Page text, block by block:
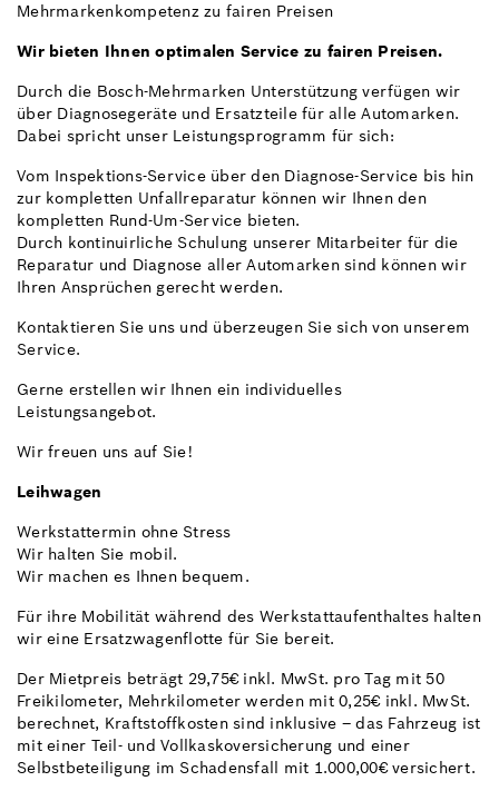
Mehrmarkenkompetenz zu fairen Preisen
Wir bieten Ihnen optimalen Service zu fairen Preisen.
Durch die Bosch-Mehrmarken Unterstützung verfügen wir
über Diagnosegeräte und Ersatzteile für alle Automarken.
Dabei spricht unser Leistungsprogramm für sich:
Vom Inspektions-Service über den Diagnose-Service bis hin
zur kompletten Unfallreparatur können wir Ihnen den
kompletten Rund-Um-Service bieten.
Durch kontinuirliche Schulung unserer Mitarbeiter für die
Reparatur und Diagnose aller Automarken sind können wir
Ihren Ansprüchen gerecht werden.
Kontaktieren Sie uns und überzeugen Sie sich von unserem
Service.
Gerne erstellen wir Ihnen ein individuelles
Leistungsangebot.
Wir freuen uns auf Sie!
Leihwagen
Werkstattermin ohne Stress
Wir halten Sie mobil.
Wir machen es Ihnen bequem.
Für ihre Mobilität während des Werkstattaufenthaltes halten
wir eine Ersatzwagenflotte für Sie bereit.
Der Mietpreis beträgt 29,75€ inkl. MwSt. pro Tag mit 50
Freikilometer, Mehrkilometer werden mit 0,25€ inkl. MwSt.
berechnet, Kraftstoffkosten sind inklusive – das Fahrzeug ist
mit einer Teil- und Vollkaskoversicherung und einer
Selbstbeteiligung im Schadensfall mit 1.000,00€ versichert.